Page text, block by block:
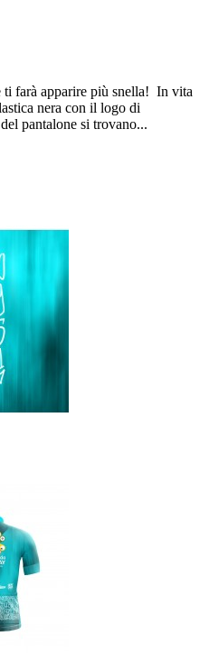
ti farà apparire più snella! In vita
nera con il logo di
pantalone si trovano...